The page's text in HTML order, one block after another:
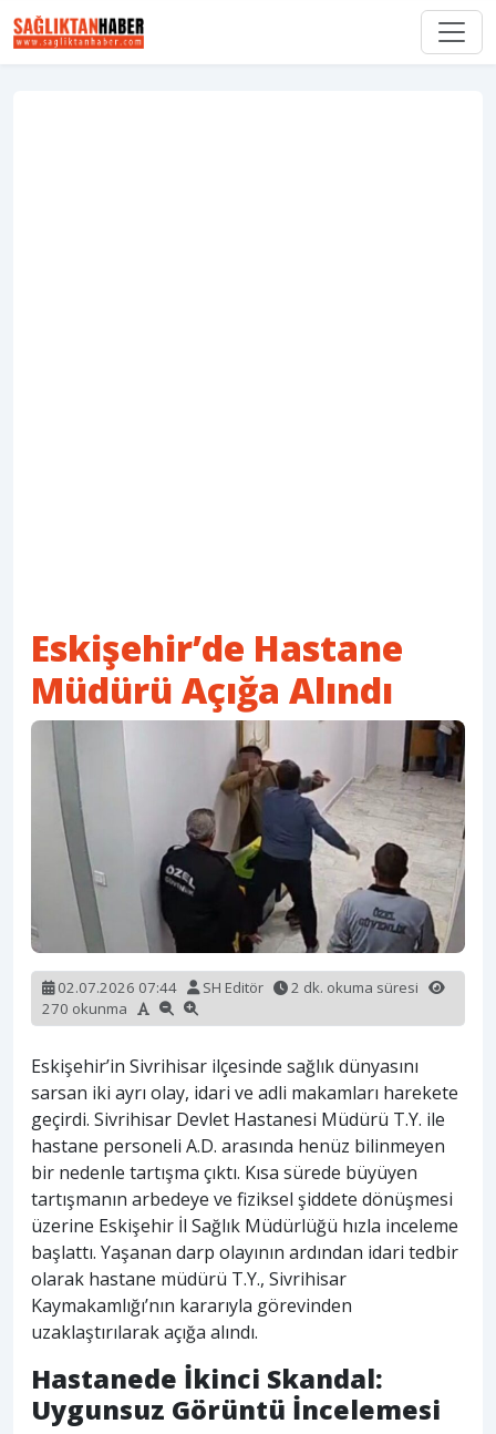
Eskişehir’de Hastane
Müdürü Açığa Alındı
02.07.2026 07:44 SH Editör
2 dk. okuma süresi
270 okunma
Eskişehir’in Sivrihisar ilçesinde sağlık dünyasını
sarsan iki ayrı olay, idari ve adli makamları harekete
geçirdi. Sivrihisar Devlet Hastanesi Müdürü T.Y. ile
hastane personeli A.D. arasında henüz bilinmeyen
bir nedenle tartışma çıktı. Kısa sürede büyüyen
tartışmanın arbedeye ve fiziksel şiddete dönüşmesi
üzerine Eskişehir İl Sağlık Müdürlüğü hızla inceleme
başlattı. Yaşanan darp olayının ardından idari tedbir
olarak hastane müdürü T.Y., Sivrihisar
Kaymakamlığı’nın kararıyla görevinden
uzaklaştırılarak açığa alındı.
Hastanede İkinci Skandal:
Uygunsuz Görüntü İncelemesi